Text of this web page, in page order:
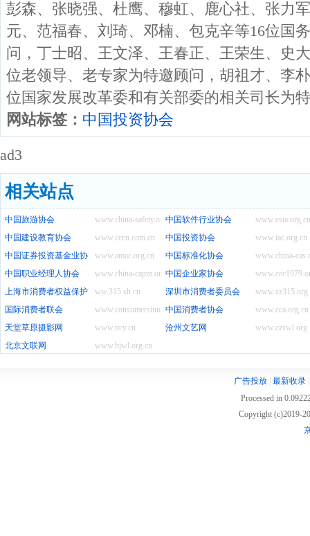
彭森、张晓强、杜鹰、穆虹、鹿心社、张力
元、范福春、刘琦、邓楠、包克辛等16位国
问，丁士昭、王文泽、王春正、王荣生、史
位老领导、老专家为特邀顾问，胡祖才、李
位国家发展改革委和有关部委的相关司长为
网站标签： 中国投资协会
ad3
相关站点
www.china-safety.org.cn
中国旅游协会 www.csia.org.cn
中国软件行业协会
www.ccen.com.cn
中国建设教育协会 www.iac.org.cn
中国投资协会
www.amac.org.cn
中国证券投资基金业协会 www.china-
中国标准化协会
www.china-capm.org.cn
中国职业经理人协会
中国企业家协会
ww.315.sh.cn
上海市消费者权益保护委员会 www.sz315.org
深圳市消费者委员会
www.consumersinternational.org
国际消费者联会 www.cca.org.cn
中国消费者协会
www.ttcy.cn
天堂草原摄影网 www.czswl.org
沧州文艺网
www.bjwl.org.cn
北京文联网
广告投放 最新收录
Processed in
Copyright (c)2019-